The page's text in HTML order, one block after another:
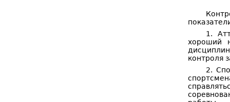
1.
хороший
контроля
2.